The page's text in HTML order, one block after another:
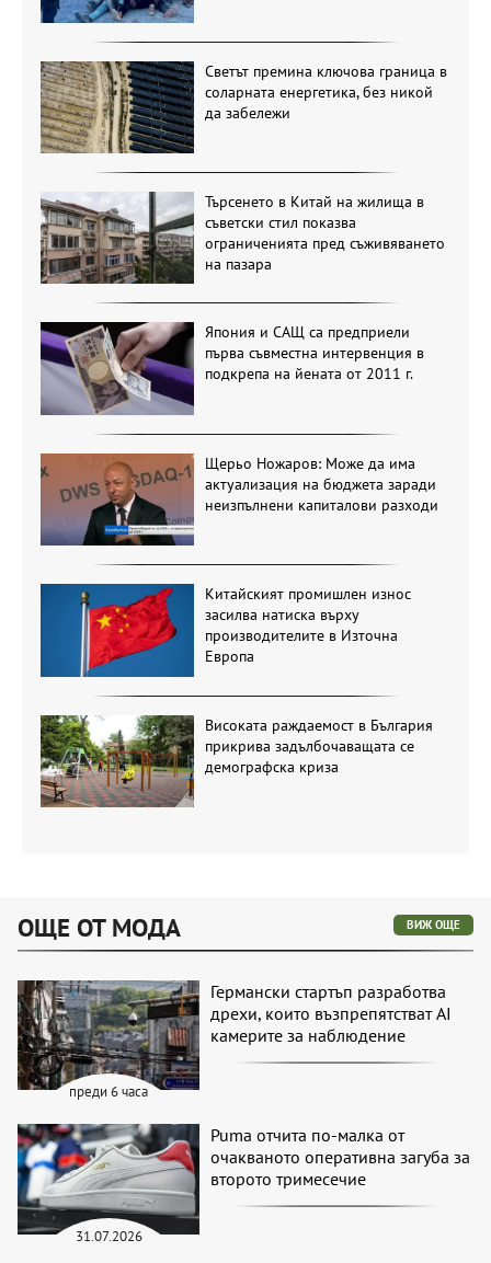
Светът премина ключова граница в
соларната енергетика, без никой
да забележи
Търсенето в Китай на жилища в
съветски стил показва
ограниченията пред съживяването
на пазара
Япония и САЩ са предприели
първа съвместна интервенция в
подкрепа на йената от 2011 г.
Щерьо Ножаров: Може да има
актуализация на бюджета заради
неизпълнени капиталови разходи
Китайският промишлен износ
засилва натиска върху
производителите в Източна
Европа
Високата раждаемост в България
прикрива задълбочаващата се
демографска криза
ОЩЕ ОТ МОДА ВИЖ ОЩЕ
преди 6 часа
Германски стартъп разработва
дрехи, които възпрепятстват AI
камерите за наблюдение
31.07.2026
Puma отчита по-малка от
очакваното оперативна загуба за
второто тримесечие